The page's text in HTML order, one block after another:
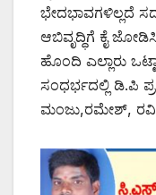
ಭೇದಭಾವಗಳಿಲ್ಲದೆ
ಆಬಿವೃದ್ಧಿಗೆ ಕೈ
ಹೊಂದಿ ಎಲ್ಲಾರು
ಸಂಧರ್ಭದಲ್ಲಿ ಡಿ.ಪಿ
ಮಂಜು,ರಮೇಶ್,